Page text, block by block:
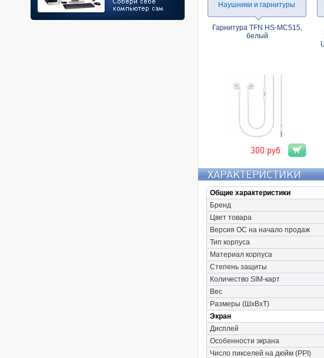
Наушники и гарнитуры
Гарнитура TFN HS-MC515,
белый
300 руб.
ХАРАКТЕРИСТИКИ
Общие характеристики
Бренд
Цвет товара
Версия ОС на начало продаж
Тип корпуса
Материал корпуса
Степень защиты
Количество SIM-карт
Вес
Размеры (ШxВxТ)
Экран
Дисплей
Особенности экрана
Число пикселей на дюйм (PPI)